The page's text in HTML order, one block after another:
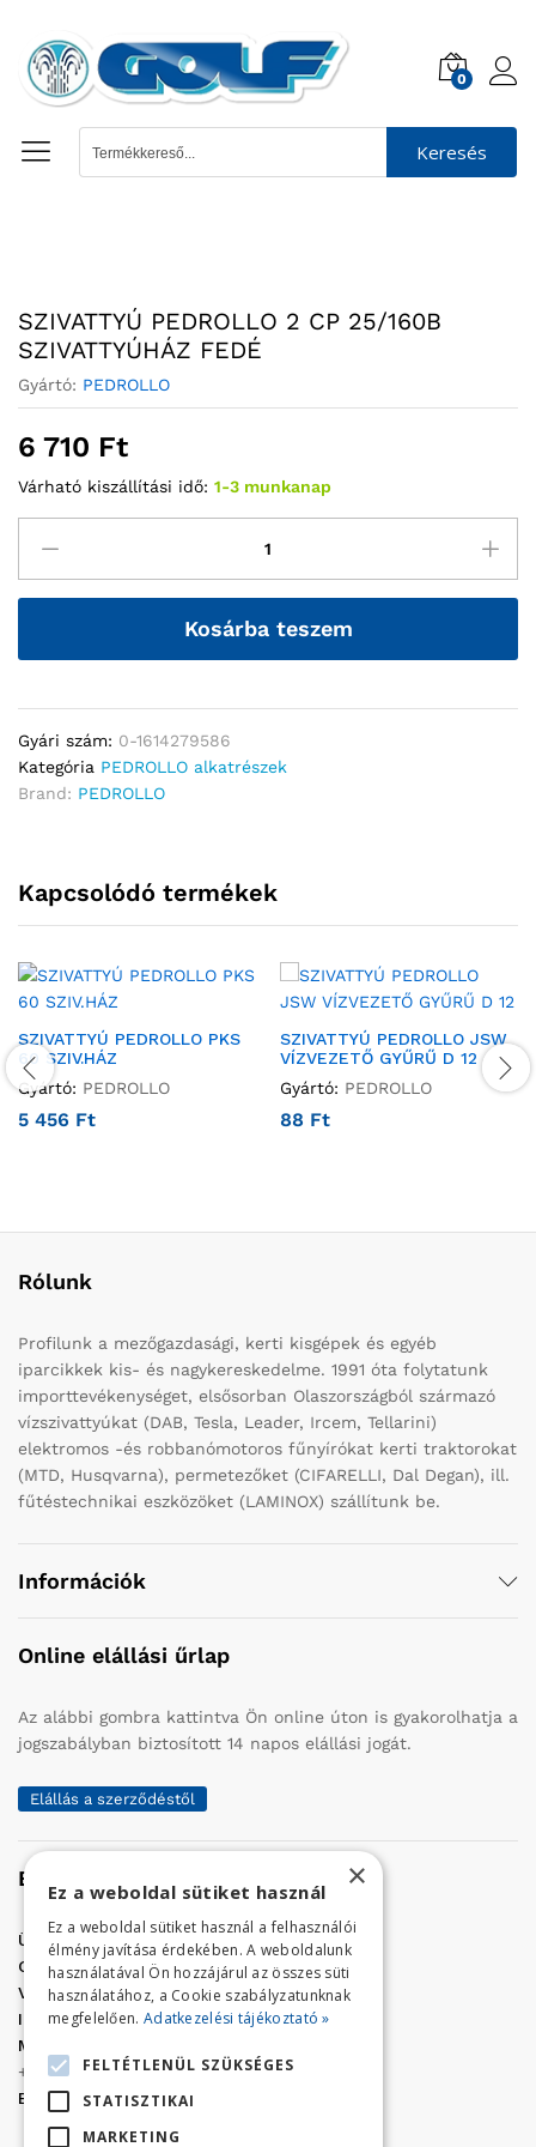
0
Keresés
SZIVATTYÚ PEDROLLO 2 CP 25/160B
SZIVATTYÚHÁZ FEDÉ
Gyártó: PEDROLLO
6 710 Ft
Várható kiszállítási idő: 1-3 munkanap
Kosárba teszem
Gyári szám: 0-1614279586
Kategória PEDROLLO alkatrészek
Brand: PEDROLLO
Kapcsolódó termékek
SZIVATTYÚ PEDROLLO PKS
60 SZIV.HÁZ
Gyártó: PEDROLLO
5 456 Ft
SZIVATTYÚ PEDROLLO JSW
VÍZVEZETŐ GYŰRŰ D 12
Gyártó: PEDROLLO
88 Ft
Rólunk
Profilunk a mezőgazdasági, kerti kisgépek és egyéb
iparcikkek kis- és nagykereskedelme. 1991 óta folytatunk
importtevékenységet, elsősorban Olaszországból származó
vízszivattyúkat (DAB, Tesla, Leader, Ircem, Tellarini)
elektromos -és robbanómotoros fűnyírókat kerti traktorokat
(MTD, Husqvarna), permetezőket (CIFARELLI, Dal Degan), ill.
fűtéstechnikai eszközöket (LAMINOX) szállítunk be.
Információk
Online elállási űrlap
Az alábbi gombra kattintva Ön online úton is gyakorolhatja a
jogszabályban biztosított 14 napos elállási jogát.
Elállás a szerződéstől
Elérhetőség
Üzletünk címe:
Szolnok, Vércse út 17.
Golf Center Áruház:06 (56) 423-324
VÁR-Kert Áruház: 06 (56) 429-771
Iroda:06 (56) 421-857
Megrendelés, termék információ:
+36 (70) 938-3356
E-mail:
golfaruhaz@gmail.com
×
Ez a weboldal sütiket használ
Ez a weboldal sütiket használ a felhasználói
élmény javítása érdekében. A weboldalunk
használatával Ön hozzájárul az összes süti
használatához, a Cookie szabályzatunknak
megfelelően. Adatkezelési tájékoztató »
FELTÉTLENÜL SZÜKSÉGES
STATISZTIKAI
MARKETING